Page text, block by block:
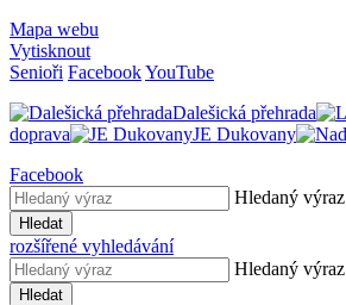
Mapa webu
Vytisknout
Senioři FacebookYouTube
Dalešická přehrada
doprava
JE Dukovany
Facebook
Hledaný výraz
Hledat
rozšířené vyhledávání
Hledaný výraz
Hledat